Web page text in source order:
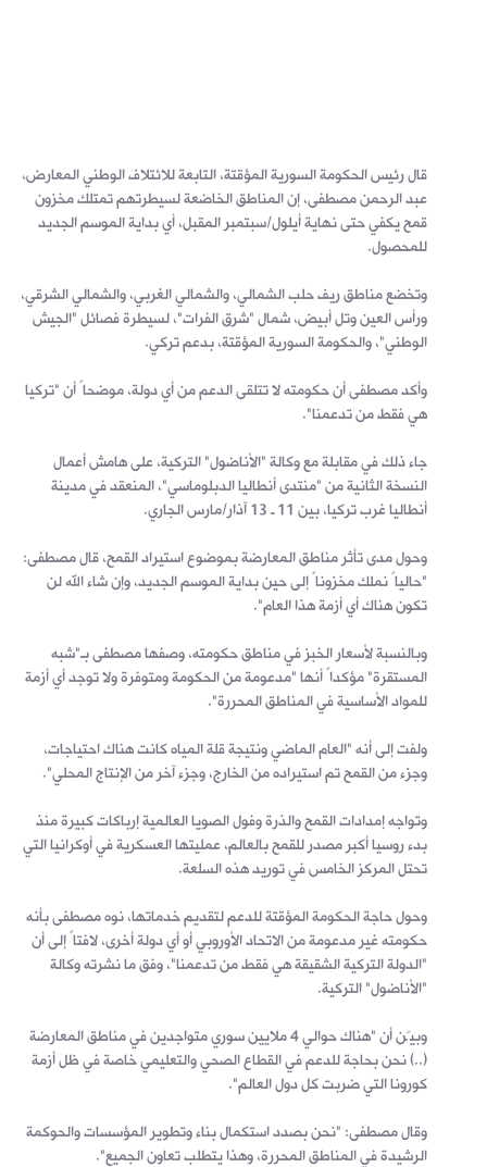
قال رئيس الحكومة السورية المؤقتة، التابعة للائتلاف الوطني المعارض،
عبد الرحمن مصطفى، إن المناطق الخاضعة لسيطرتهم تمتلك مخزون
قمح يكفي حتى نهاية أيلول/سبتمبر المقبل، أي بداية الموسم الجديد
للمحصول.
وتخضع مناطق ريف حلب الشمالي، والشمالي الغربي، والشمالي الشرقي،
ورأس العين وتل أبيض، شمال "شرق الفرات"، لسيطرة فصائل "الجيش
الوطني"، والحكومة السورية المؤقتة، بدعم تركي.
وأكد مصطفى أن حكومته لا تتلقى الدعم من أي دولة، موضحاً أن "تركيا
هي فقط من تدعمنا".
جاء ذلك في مقابلة مع وكالة "الأناضول" التركية، على هامش أعمال
النسخة الثانية من "منتدى أنطاليا الدبلوماسي"، المنعقد في مدينة
أنطاليا غرب تركيا، بين 11 ـ 13 آذار/مارس الجاري.
وحول مدى تأثر مناطق المعارضة بموضوع استيراد القمح، قال مصطفى:
"حالياً نملك مخزوناً إلى حين بداية الموسم الجديد، وإن شاء الله لن
تكون هناك أي أزمة هذا العام".
وبالنسبة لأسعار الخبز في مناطق حكومته، وصفها مصطفى بـ"شبه
المستقرة" مؤكداً أنها "مدعومة من الحكومة ومتوفرة ولا توجد أي أزمة
للمواد الأساسية في المناطق المحررة".
ولفت إلى أنه "العام الماضي ونتيجة قلة المياه كانت هناك احتياجات،
وجزء من القمح تم استيراده من الخارج، وجزء آخر من الإنتاج المحلي".
وتواجه إمدادات القمح والذرة وفول الصويا العالمية إرباكات كبيرة منذ
بدء روسيا أكبر مصدر للقمح بالعالم، عمليتها العسكرية في أوكرانيا التي
تحتل المركز الخامس في توريد هذه السلعة.
وحول حاجة الحكومة المؤقتة للدعم لتقديم خدماتها، نوه مصطفى بأنه
حكومته غير مدعومة من الاتحاد الأوروبي أو أي دولة أخرى، لافتاً إلى أن
"الدولة التركية الشقيقة هي فقط من تدعمنا"، وفق ما نشرته وكالة
"الأناضول" التركية.
وبيّن أن "هناك حوالي 4 ملايين سوري متواجدين في مناطق المعارضة
(..) نحن بحاجة للدعم في القطاع الصحي والتعليمي خاصة في ظل أزمة
كورونا التي ضربت كل دول العالم".
وقال مصطفى: "نحن بصدد استكمال بناء وتطوير المؤسسات والحوكمة
الرشيدة في المناطق المحررة، وهذا يتطلب تعاون الجميع".